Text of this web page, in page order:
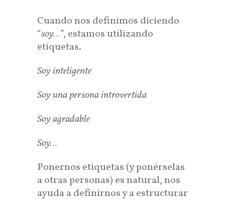
Cuando nos definimos diciendo
“soy…”, estamos utilizando
etiquetas.
Soy inteligente
Soy una persona introvertida
Soy agradable
Soy…
Ponernos etiquetas (y ponérselas
a otras personas) es natural, nos
ayuda a definirnos y a estructurar